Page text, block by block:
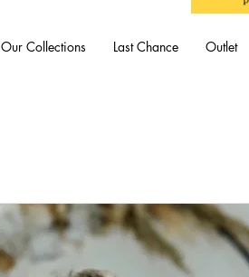
Our Collections Last Chance Outlet